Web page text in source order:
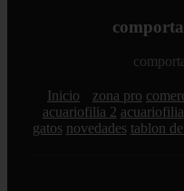
Inicio zona pro
acuariofilia 2 acuariofilia
gatos novedades tablon